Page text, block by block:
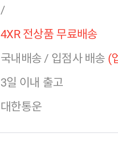
/
4XR 전상품 무료배송
국내배송 / 입점사 배송 (
3일 이내 출고
대한통운